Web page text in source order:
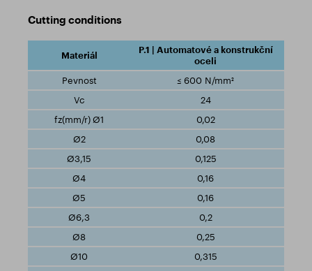
Cutting conditions
P.1 | Automatové a konstrukční
oceli
≤ 600 N/mm²
24
0,02
0,08
0,125
0,16
0,16
0,2
0,25
0,315